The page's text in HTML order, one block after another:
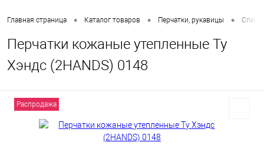
Главная страница • Каталог товаров • Перчатки, рукавицы •
Перчатки кожаные утепленные Ту
Хэндс (2HANDS) 0148
Распродажа